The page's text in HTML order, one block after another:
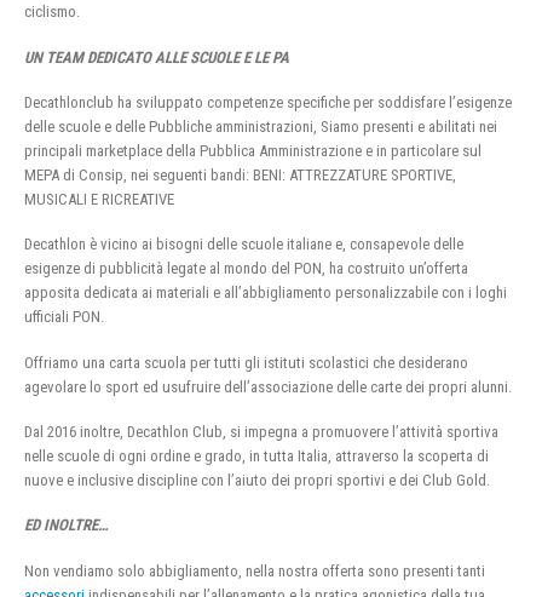
ciclismo.
UN TEAM DEDICATO ALLE SCUOLE E LE PA
Decathlonclub ha sviluppato competenze specifiche per soddisfare l’esigenze
delle scuole e delle Pubbliche amministrazioni, Siamo presenti e abilitati nei
principali marketplace della Pubblica Amministrazione e in particolare sul
MEPA di Consip, nei seguenti bandi: BENI: ATTREZZATURE SPORTIVE,
MUSICALI E RICREATIVE
Decathlon è vicino ai bisogni delle scuole italiane e, consapevole delle
esigenze di pubblicità legate al mondo del PON, ha costruito un’offerta
apposita dedicata ai materiali e all’abbigliamento personalizzabile con i loghi
ufficiali PON.
Offriamo una carta scuola per tutti gli istituti scolastici che desiderano
agevolare lo sport ed usufruire dell’associazione delle carte dei propri alunni.
Dal 2016 inoltre, Decathlon Club, si impegna a promuovere l’attività sportiva
nelle scuole di ogni ordine e grado, in tutta Italia, attraverso la scoperta di
nuove e inclusive discipline con l’aiuto dei propri sportivi e dei Club Gold.
ED INOLTRE…
Non vendiamo solo abbigliamento, nella nostra offerta sono presenti tanti